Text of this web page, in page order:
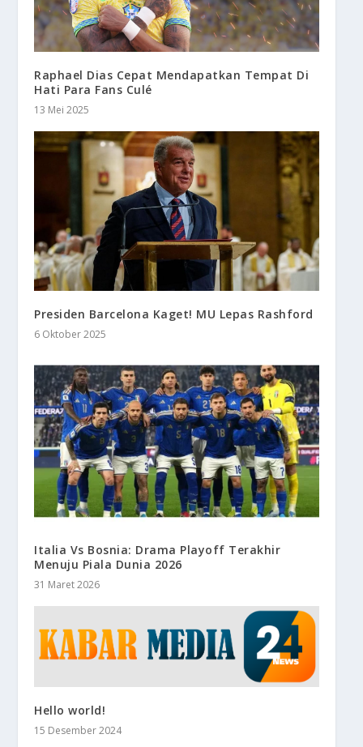
Raphael Dias Cepat Mendapatkan Tempat Di
Hati Para Fans Culé
13 Mei 2025
Presiden Barcelona Kaget! MU Lepas Rashford
6 Oktober 2025
Italia Vs Bosnia: Drama Playoff Terakhir
Menuju Piala Dunia 2026
31 Maret 2026
Hello world!
15 Desember 2024